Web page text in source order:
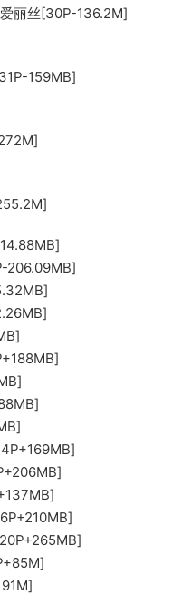
丽丝[30P-136.2M]
159MB]
206.09MB]